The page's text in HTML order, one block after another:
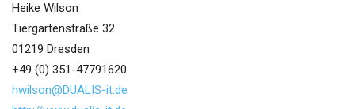
Heike Wilson
Tiergartenstraße 32
01219 Dresden
+49 (0) 351-47791620
hwilson@DUALIS-it.de